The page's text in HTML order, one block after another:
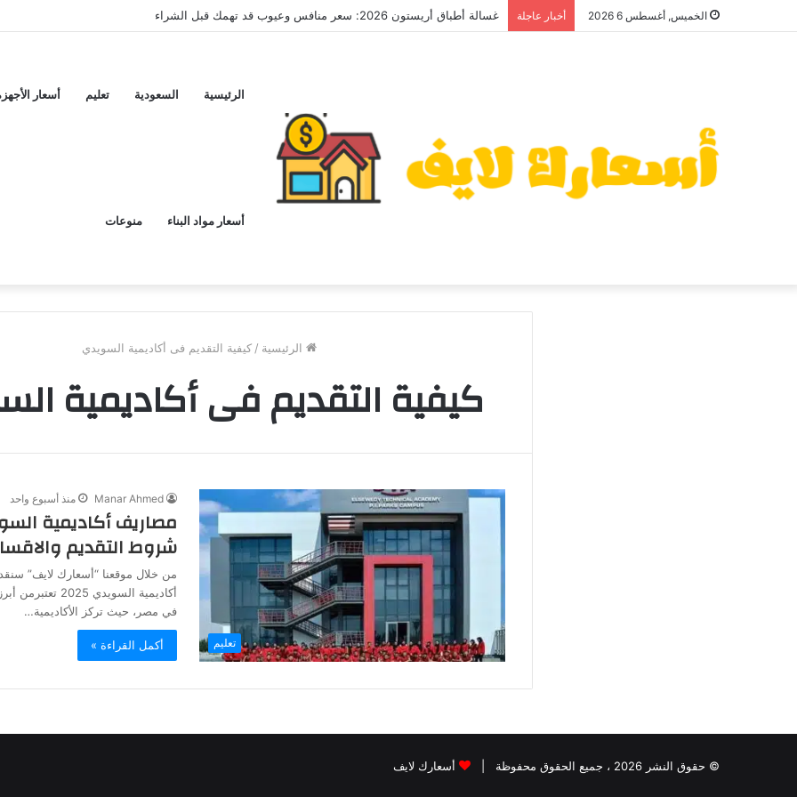
الخميس, أغسطس 6 2026 أخبار عاجلة غسالة أطباق أريستون 2026: سعر منافس وعيوب قد تهمك قبل الشراء
الرئيسية السعودية تعليم أسعار
أسعار مواد البناء منوعات
الرئيسية / كيفية التقديم فى أكاديمية السويدي
كيفية التقديم فى أكاديمية
تعليم
Manar Ahmed منذ أسبوع واحد
شروط التقديم
من خلال موقعنا “أسعارك لايف”
أكاديمية السويدي
في مصر، حيث تركز الأكاديمية…
أكمل القراءة »
© حقوق النشر 2026 ، جميع الحقوق محفوظة | أسعارك لايف